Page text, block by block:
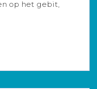
op het gebit,